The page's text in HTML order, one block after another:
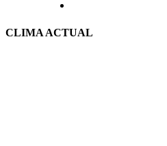
CLIMA ACTUAL